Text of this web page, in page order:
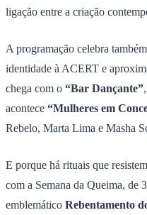
ligação entre a criação
A programação celebra
identidade à ACERT e
chega com o “Bar Dançante”
acontece “Mulheres em
Rebelo, Marta Lima e Masha
E porque há rituais que
com a Semana da Queima, de
emblemático Rebentamento